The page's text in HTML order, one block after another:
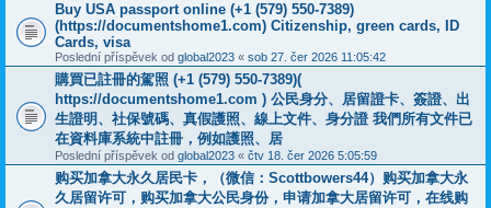
Buy USA passport online (+1 (579) 550-7389)
(https://documentshome1.com) Citizenship, green cards, ID
Cards, visa
Poslední příspěvek od global2023 « sob 27. čer 2026 11:05:42
購買已註冊的駕照 (+1 (579) 550-7389)(
https://documentshome1.com ) 公民身分、居留證卡、簽證、出
生證明、社保號碼、真假護照、線上文件、身分證 我們所有文件已
在資料庫系統中註冊，例如護照、居
Poslední příspěvek od global2023 « čtv 18. čer 2026 5:05:59
购买加拿大永久居民卡，（微信：Scottbowers44）购买加拿大永
久居留许可，购买加拿大公民身份，申请加拿大居留许可，在线购